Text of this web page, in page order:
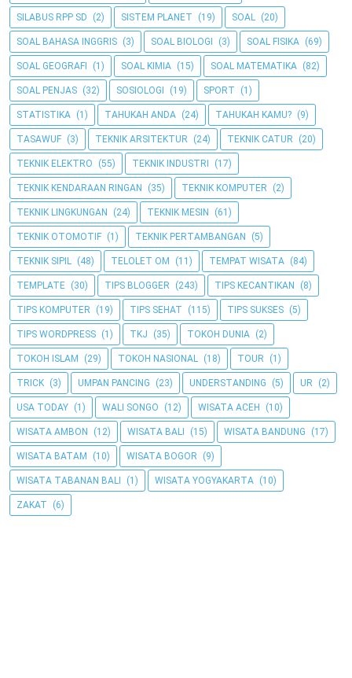
SILABUS RPP SD (2) SISTEM PLANET (19) SOAL (20)
SOAL BAHASA INGGRIS (3) SOAL BIOLOGI (3) SOAL FISIKA (69)
SOAL GEOGRAFI (1) SOAL KIMIA (15) SOAL MATEMATIKA (82)
SOAL PENJAS (32) SOSIOLOGI (19) SPORT (1)
STATISTIKA (1) TAHUKAH ANDA (24) TAHUKAH KAMU? (9)
TASAWUF (3) TEKNIK ARSITEKTUR (24) TEKNIK CATUR (20)
TEKNIK ELEKTRO (55) TEKNIK INDUSTRI (17)
TEKNIK KENDARAAN RINGAN (35) TEKNIK KOMPUTER (2)
TEKNIK LINGKUNGAN (24) TEKNIK MESIN (61)
TEKNIK OTOMOTIF (1) TEKNIK PERTAMBANGAN (5)
TEKNIK SIPIL (48) TELOLET OM (11) TEMPAT WISATA (84)
TEMPLATE (30) TIPS BLOGGER (243) TIPS KECANTIKAN (8)
TIPS KOMPUTER (19) TIPS SEHAT (115) TIPS SUKSES (5)
TIPS WORDPRESS (1) TKJ (35) TOKOH DUNIA (2)
TOKOH ISLAM (29) TOKOH NASIONAL (18) TOUR (1)
TRICK (3) UMPAN PANCING (23) UNDERSTANDING (5) UR (2)
USA TODAY (1) WALI SONGO (12) WISATA ACEH (10)
WISATA AMBON (12) WISATA BALI (15) WISATA BANDUNG (17)
WISATA BATAM (10) WISATA BOGOR (9)
WISATA TABANAN BALI (1) WISATA YOGYAKARTA (10)
ZAKAT (6)